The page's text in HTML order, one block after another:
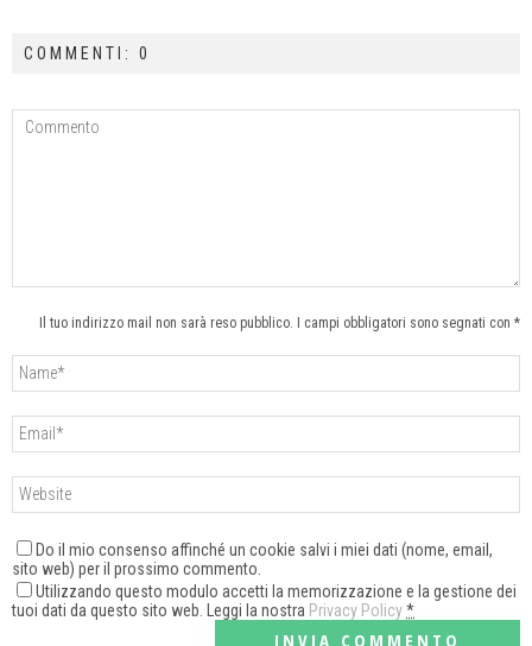
COMMENTI: 0
Il tuo indirizzo mail non sarà reso pubblico. I campi obbligatori sono segnati con *
Do il mio consenso affinché un cookie salvi i miei dati (nome, email,
sito web) per il prossimo commento.
Utilizzando questo modulo accetti la memorizzazione e la gestione dei
tuoi dati da questo sito web. Leggi la nostra Privacy Policy*